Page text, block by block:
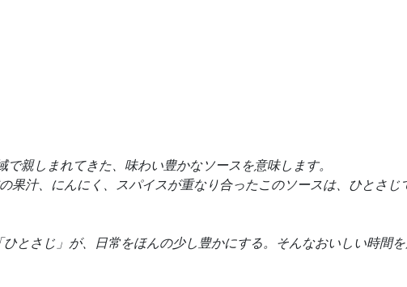
親しまれてきた、味わい豊かなソースを意味します。
果汁、にんにく、スパイスが重なり合ったこのソースは、ひとさ
ひとさじ」が、日常をほんの少し豊かにする。そんなおいしい時間